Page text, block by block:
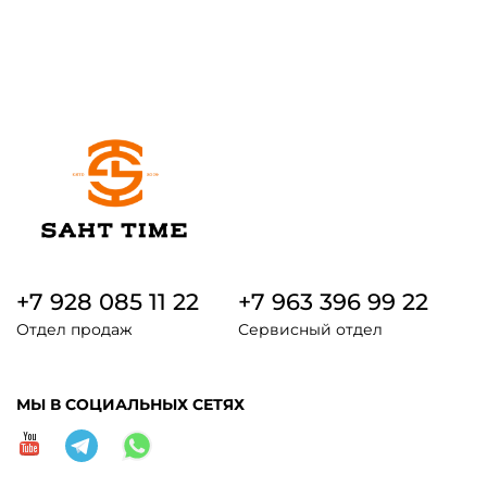
+7 928 085 11 22
Отдел продаж
+7 963 396 99 22
Сервисный отдел
МЫ В СОЦИАЛЬНЫХ СЕТЯХ